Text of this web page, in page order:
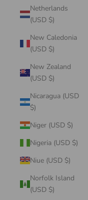
Netherlands
(USD $)
New Caledonia
(USD $)
New Zealand
(USD $)
Nicaragua (USD
$)
Niger (USD $)
Nigeria (USD $)
Niue (USD $)
Norfolk Island
(USD $)